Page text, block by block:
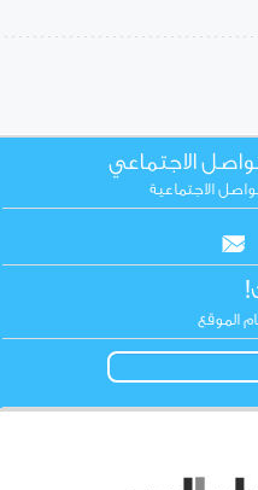
الاجتماعي
الاجتماعية
الموقع